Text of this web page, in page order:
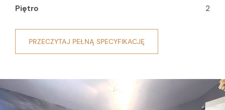
Piętro 2
PRZECZYTAJ PEŁNĄ SPECYFIKACJĘ